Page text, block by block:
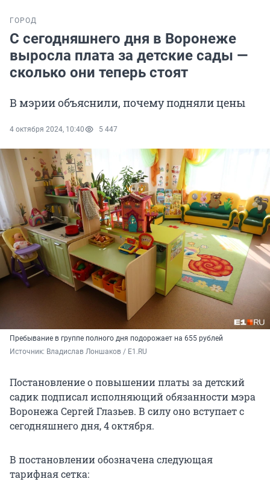
ГОРОД
С сегодняшнего дня в Воронеже
выросла плата за детские сады —
сколько они теперь стоят
В мэрии объяснили, почему подняли цены
4 октября 2024, 10:40 5 447
Пребывание в группе полного дня подорожает на 655 рублей
Источник: Владислав Лоншаков / E1.RU
Постановление о повышении платы за детский
садик подписал исполняющий обязанности мэра
Воронежа Сергей Глазьев. В силу оно вступает с
сегодняшнего дня, 4 октября.
В постановлении обозначена следующая
тарифная сетка: